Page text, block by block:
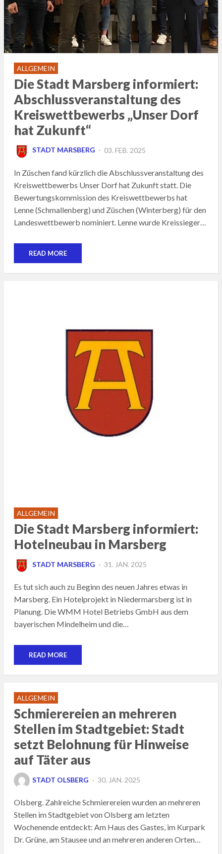
ALLGEMEIN
Die Stadt Marsberg informiert:
Abschlussveranstaltung des
Kreiswettbewerbs „Unser Dorf
hat Zukunft“
STADT MARSBERG
POSTED
03. FEB. 2025
In Züschen fand kürzlich die Abschlussveranstaltung des
Kreiswettbewerbs Unser Dorf hat Zukunft statt. Die
Bewertungskommission des Kreiswettbewerbs hat
Lenne (Schmallenberg) und Züschen (Winterberg) für den
Landeswettbewerb nominiert. Lenne wurde Kreissieger…
READ MORE
ALLGEMEIN
Die Stadt Marsberg informiert:
Hotelneubau in Marsberg
STADT MARSBERG
POSTED
31. JAN. 2025
Es tut sich auch zu Beginn des neuen Jahres etwas in
Marsberg. Ein Hotelprojekt in Niedermarsberg ist in
Planung. Die WMM Hotel Betriebs GmbH aus dem
bayerischen Mindelheim und die…
READ MORE
ALLGEMEIN
Schmierereien an mehreren
Stellen im Stadtgebiet: Stadt
setzt Belohnung für Hinweise
auf Täter aus
STADT OLSBERG
POSTED
30. JAN. 2025
Olsberg. Zahlreiche Schmierereien wurden an mehreren
Stellen im Stadtgebiet von Olsberg am letzten
Wochenende entdeckt: Am Haus des Gastes, im Kurpark
Dr. Grüne, am Stausee und an mehreren anderen Orten…